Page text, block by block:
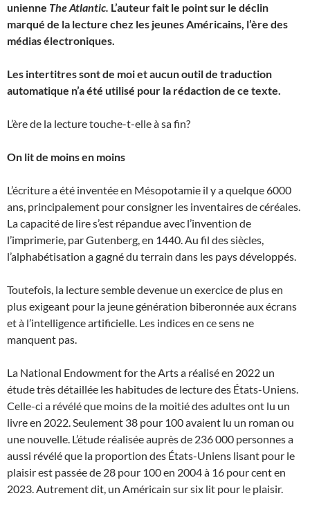
unienne The Atlantic. L’auteur fait le point sur le déclin
marqué de la lecture chez les jeunes Américains, l’ère des
médias électroniques.
Les intertitres sont de moi et aucun outil de traduction
automatique n’a été utilisé pour la rédaction de ce texte.
L’ère de la lecture touche-t-elle à sa fin?
On lit de moins en moins
L’écriture a été inventée en Mésopotamie il y a quelque 6000
ans, principalement pour consigner les inventaires de céréales.
La capacité de lire s’est répandue avec l’invention de
l’imprimerie, par Gutenberg, en 1440. Au fil des siècles,
l’alphabétisation a gagné du terrain dans les pays développés.
Toutefois, la lecture semble devenue un exercice de plus en
plus exigeant pour la jeune génération biberonnée aux écrans
et à l’intelligence artificielle. Les indices en ce sens ne
manquent pas.
La National Endowment for the Arts a réalisé en 2022 un
étude très détaillée les habitudes de lecture des États-Uniens.
Celle-ci a révélé que moins de la moitié des adultes ont lu un
livre en 2022. Seulement 38 pour 100 avaient lu un roman ou
une nouvelle. L’étude réalisée auprès de 236 000 personnes a
aussi révélé que la proportion des États-Uniens lisant pour le
plaisir est passée de 28 pour 100 en 2004 à 16 pour cent en
2023. Autrement dit, un Américain sur six lit pour le plaisir.